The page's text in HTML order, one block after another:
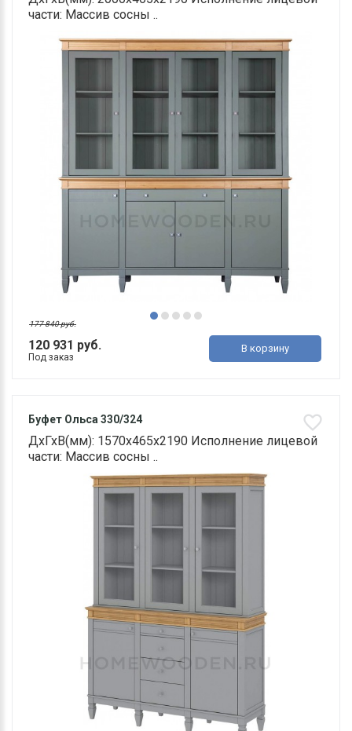
части: Массив сосны ..
120 931 руб.
177 840 руб.
Под заказ
В корзину
Буфет Ольса 330/324
ДхГхВ(мм): 1570х465х2190 Исполнение лицевой
части: Массив сосны ..